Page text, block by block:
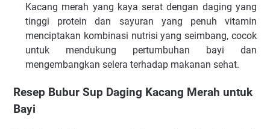
Kacang merah yang kaya serat dengan daging yang
tinggi protein dan sayuran yang penuh vitamin
menciptakan kombinasi nutrisi yang seimbang, cocok
untuk mendukung pertumbuhan bayi dan
mengembangkan selera terhadap makanan sehat.
Resep Bubur Sup Daging Kacang Merah untuk
Bayi